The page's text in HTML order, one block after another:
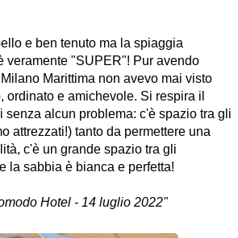
e ben tenuto ma la spiaggia
veramente "SUPER"! Pur avendo
Marittima non avevo mai visto
ordinato e amichevole. Si respira il
senza alcun problema: c'è spazio tra gli
attrezzati!) tanto da permettere una
c'è un grande spazio tra gli
la sabbia è bianca e perfetta!
Hotel - 14 luglio 2022"